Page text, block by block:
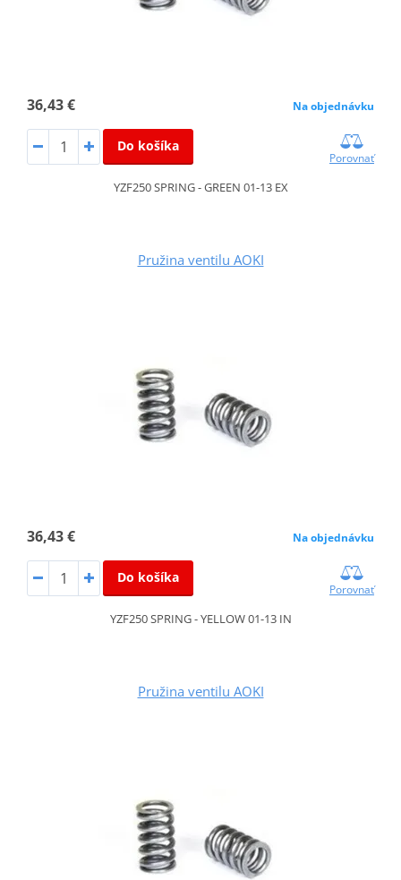
36,43 € Na objednávku
Do košíka
Porovnať
YZF250 SPRING - GREEN 01-13 EX
Pružina ventilu AOKI
36,43 € Na objednávku
Do košíka
Porovnať
YZF250 SPRING - YELLOW 01-13 IN
Pružina ventilu AOKI